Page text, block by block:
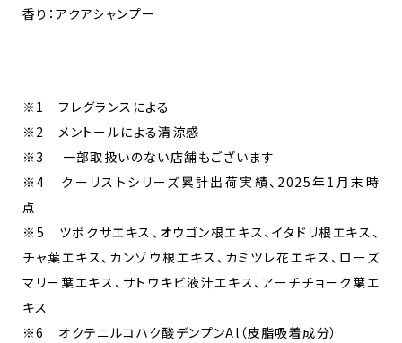
香り：アクアシャンプー
※1 フレグランスによる
※2 メントールによる清涼感
※3 一部取扱いのない店舗もございます
※4 クーリストシリーズ累計出荷実績、2025年1月末時
点
※5 ツボクサエキス、オウゴン根エキス、イタドリ根エキス、
チャ葉エキス、カンゾウ根エキス、カミツレ花エキス、ローズ
マリー葉エキス、サトウキビ液汁エキス、アーチチョーク葉エ
キス
※6 オクテニルコハク酸デンプンAl（皮脂吸着成分）